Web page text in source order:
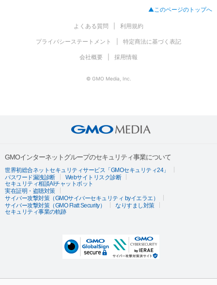
▲このページのトップへ
よくある質問 利用規約
プライバシーステートメント 特定商法に基づく表記
会社概要 採用情報
© GMO Media, Inc.
GMOインターネットグループのセキュリティ事業について
世界初総合ネットセキュリティサービス「GMOセキュリティ24」
パスワード漏洩診断
Webサイトリスク診断
セキュリティ相談AIチャットボット
実在証明・盗聴対策
サイバー攻撃対策（GMOサイバーセキュリティ byイエラエ）
サイバー攻撃対策（GMO Flatt Security）
なりすまし対策
セキュリティ事業の軌跡